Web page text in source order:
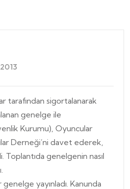
tarafından sigortalanarak
genelge ile
Kurumu), Oyuncular
Derneği’ni davet ederek,
Toplantıda genelgenin nasıl
yayınladı. Kanunda